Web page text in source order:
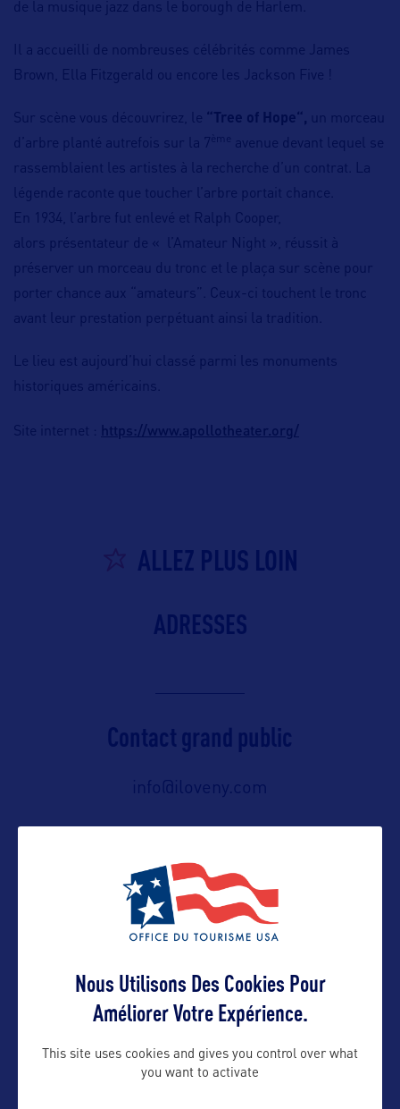
de la musique jazz dans le borough de Harlem.
Il a accueilli de nombreuses célébrités comme James
Brown, Ella Fitzgerald ou encore les Jackson Five !
Sur scène vous découvrirez, le “Tree of Hope“, un morceau
d’arbre planté autrefois sur la 7 ème
avenue devant lequel se
rassemblaient les artistes à la recherche d’un contrat. La
légende raconte que toucher l’arbre portait chance.
En 1934, l’arbre fut enlevé et Ralph Cooper,
alors présentateur de « l’Amateur Night », réussit à
préserver un morceau du tronc et le plaça sur scène pour
porter chance aux “amateurs”. Ceux-ci touchent le tronc
avant leur prestation perpétuant ainsi la tradition.
Le lieu est aujourd’hui classé parmi les monuments
historiques américains.
Site internet : https://www.apollotheater.org/
ALLEZ PLUS LOIN
ADRESSES
Contact grand public
info@iloveny.com
Suivre
Nous Utilisons Des Cookies Pour
Améliorer Votre Expérience.
This site uses cookies and gives you control over what
you want to activate